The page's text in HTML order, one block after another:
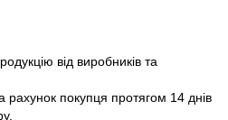
від виробників та
рахунок покупця протягом 14 днів